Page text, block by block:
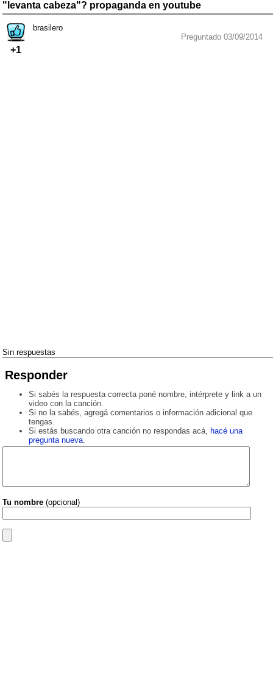
"levanta cabeza"? propaganda en youtube
+1
brasilero
Preguntado 03/09/2014
Sin respuestas
Responder
Si sabés la respuesta correcta poné nombre, intérprete y link a un
video con la canción.
Si no la sabés, agregá comentarios o información adicional que
tengas.
Si estás buscando otra canción no respondas acá, hacé una
pregunta nueva.
Tu nombre (opcional)